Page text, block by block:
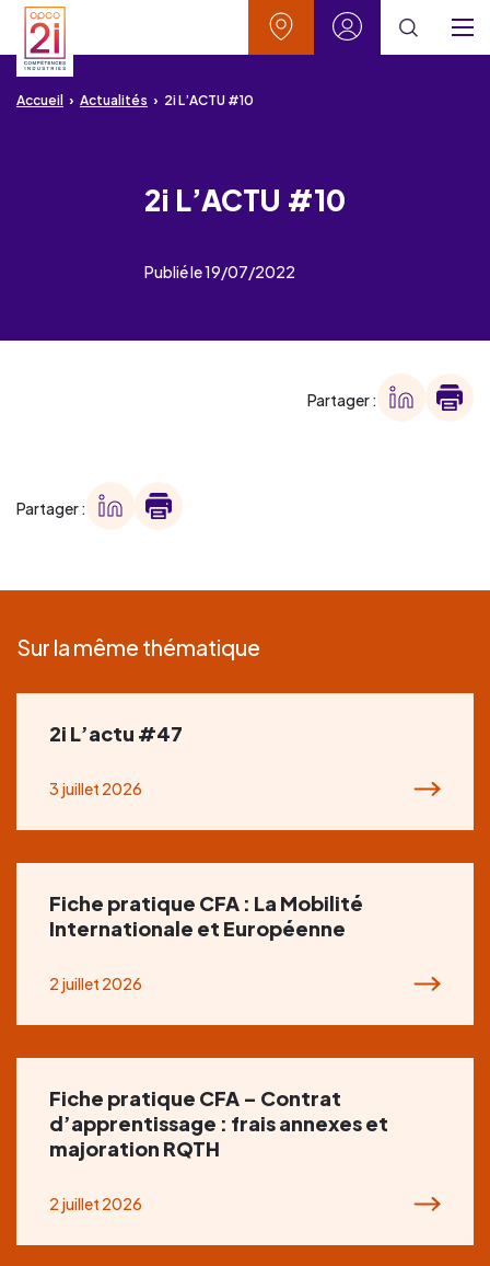
Aller au contenu
Aller à la recherche
Aller au menu
Aller au pied de page
Accueil Actualités 2i L’ACTU #10
2i L’ACTU #10
Publié le 19/07/2022
Partager :
Partager :
Sur la même thématique
2i L’actu #47
3 juillet 2026
Fiche pratique CFA : La Mobilité
Internationale et Européenne
2 juillet 2026
Fiche pratique CFA – Contrat
d’apprentissage : frais annexes et
majoration RQTH
2 juillet 2026